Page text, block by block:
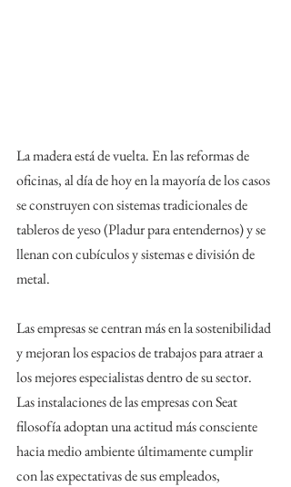
La madera está de vuelta. En las reformas de
oficinas, al día de hoy en la mayoría de los casos
se construyen con sistemas tradicionales de
tableros de yeso (Pladur para entendernos) y se
llenan con cubículos y sistemas e división de
metal.
Las empresas se centran más en la sostenibilidad
y mejoran los espacios de trabajos para atraer a
los mejores especialistas dentro de su sector.
Las instalaciones de las empresas con Seat
filosofía adoptan una actitud más consciente
hacia medio ambiente últimamente cumplir
con las expectativas de sus empleados,